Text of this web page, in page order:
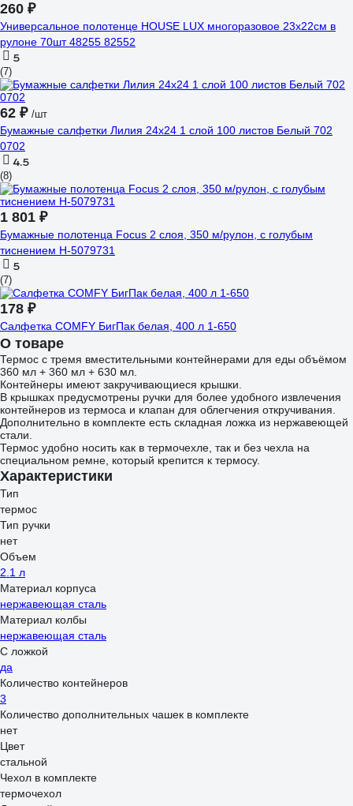
260 ₽
Универсальное полотенце HOUSE LUX многоразовое 23x22см в
рулоне 70шт 48255 82552
5
(7)
62 ₽ /шт
Бумажные салфетки Лилия 24x24 1 слой 100 листов Белый 702
0702
4.5
(8)
1 801 ₽
Бумажные полотенца Focus 2 слоя, 350 м/рулон, с голубым
тиснением H-5079731
5
(7)
178 ₽
Салфетка COMFY БигПак белая, 400 л 1-650
О товаре
Термос с тремя вместительными контейнерами для еды объёмом
360 мл + 360 мл + 630 мл.
Контейнеры имеют закручивающиеся крышки.
В крышках предусмотрены ручки для более удобного извлечения
контейнеров из термоса и клапан для облегчения откручивания.
Дополнительно в комплекте есть складная ложка из нержавеющей
стали.
Термос удобно носить как в термочехле, так и без чехла на
специальном ремне, который крепится к термосу.
Характеристики
Тип
термос
Тип ручки
нет
Объем
2.1 л
Материал корпуса
нержавеющая сталь
Материал колбы
нержавеющая сталь
С ложкой
да
Количество контейнеров
3
Количество дополнительных чашек в комплекте
нет
Цвет
стальной
Чехол в комплекте
термочехол